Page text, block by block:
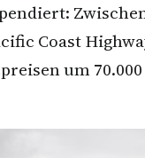
Coast
um